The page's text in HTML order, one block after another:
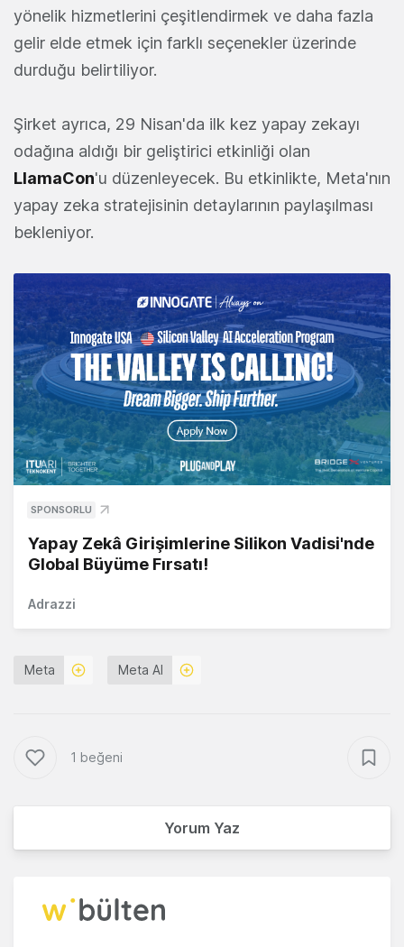
yönelik hizmetlerini çeşitlendirmek ve daha fazla
gelir elde etmek için farklı seçenekler üzerinde
durduğu belirtiliyor.
Şirket ayrıca, 29 Nisan'da ilk kez yapay zekayı
odağına aldığı bir geliştirici etkinliği olan
LlamaCon'u düzenleyecek. Bu etkinlikte, Meta'nın
yapay zeka stratejisinin detaylarının paylaşılması
bekleniyor.
SPONSORLU
Yapay Zekâ Girişimlerine Silikon Vadisi'nde
Global Büyüme Fırsatı!
Adrazzi
Meta Meta AI
1 beğeni
Yorum Yaz